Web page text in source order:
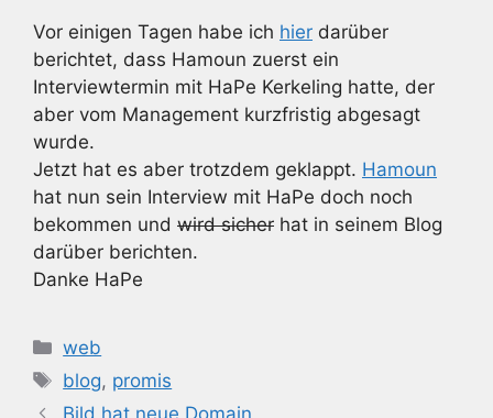
Vor einigen Tagen habe ich hier darüber
berichtet, dass Hamoun zuerst ein
Interviewtermin mit HaPe Kerkeling hatte, der
aber vom Management kurzfristig abgesagt
wurde.
Jetzt hat es aber trotzdem geklappt. Hamoun
hat nun sein Interview mit HaPe doch noch
bekommen und wird sicher hat in seinem Blog
darüber berichten.
Danke HaPe
Kategorien
web
Schlagwörter
blog, promis
Bild hat neue Domain